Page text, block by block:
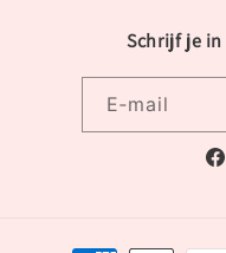
Schrijf je
E‑mail